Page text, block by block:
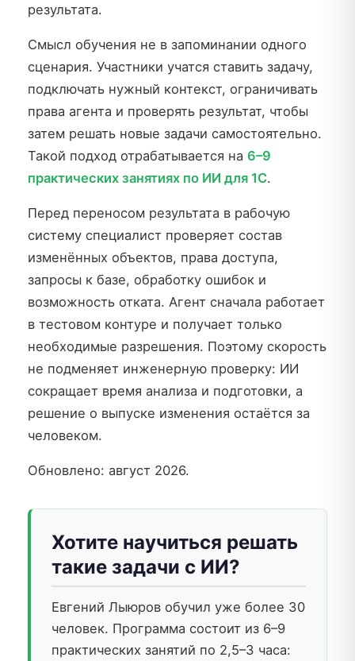
результата.
Смысл обучения не в запоминании одного
сценария. Участники учатся ставить задачу,
подключать нужный контекст, ограничивать
права агента и проверять результат, чтобы
затем решать новые задачи самостоятельно.
Такой подход отрабатывается на 6–9
практических занятиях по ИИ для 1С.
Перед переносом результата в рабочую
систему специалист проверяет состав
изменённых объектов, права доступа,
запросы к базе, обработку ошибок и
возможность отката. Агент сначала работает
в тестовом контуре и получает только
необходимые разрешения. Поэтому скорость
не подменяет инженерную проверку: ИИ
сокращает время анализа и подготовки, а
решение о выпуске изменения остаётся за
человеком.
Обновлено: август 2026.
Хотите научиться решать
такие задачи с ИИ?
Евгений Лыюров обучил уже более 30
человек. Программа состоит из 6–9
практических занятий по 2,5–3 часа: